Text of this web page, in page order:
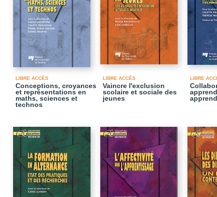
LIBRE ACCÈS
Conceptions, croyances
et représentations en
maths, sciences et
technos
LIBRE ACCÈS
Vaincre l'exclusion
scolaire et sociale des
jeunes
LIBRE